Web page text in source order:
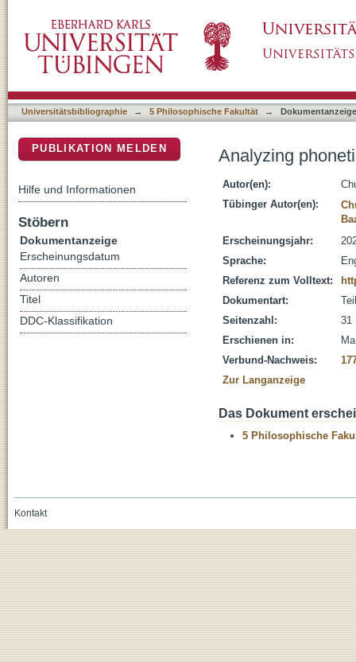
Universitätsbibliographie → 5 Philosophische Fakultät → Dokumentanzeige
Analyzing
Autor(en):
Tübinger Autor(en):
Erscheinungsjahr:
Sprache:
Referenz zum Volltext:
Dokumentart:
Seitenzahl:
31
Erschienen in:
Verbund-Nachweis:
Zur Langanzeige
Das Dokument
5 Philosophische
PUBLIKATION MELDEN
Hilfe und Informationen
Stöbern
Dokumentanzeige
Erscheinungsdatum
Autoren
Titel
DDC-Klassifikation
Kontakt